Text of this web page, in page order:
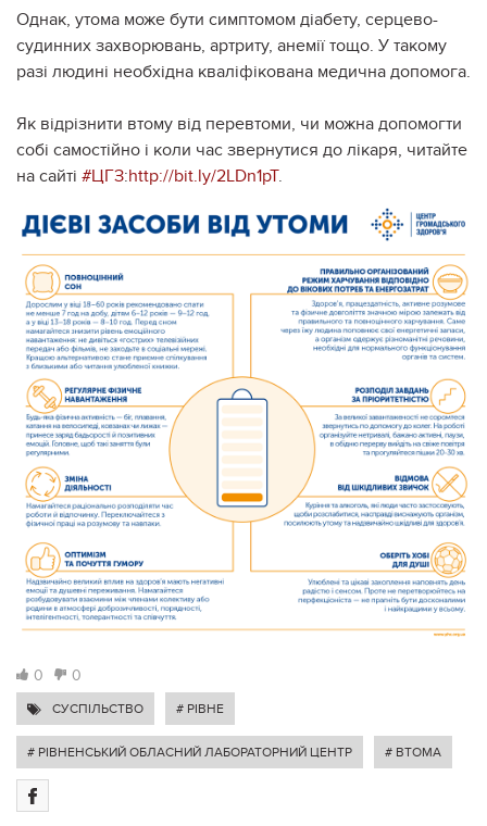
Однак, утома може бути симптомом діабету, серцево-
судинних захворювань, артриту, анемії тощо. У такому
разі людині необхідна кваліфікована медична допомога.
Як відрізнити втому від перевтоми, чи можна допомогти
собі самостійно і коли час звернутися до лікаря, читайте
на сайті #ЦГЗ:http://bit.ly/2LDn1pT.
0 0
СУСПІЛЬСТВО # РІВНЕ
# РІВНЕНСЬКИЙ ОБЛАСНИЙ ЛАБОРАТОРНИЙ ЦЕНТР # ВТОМА